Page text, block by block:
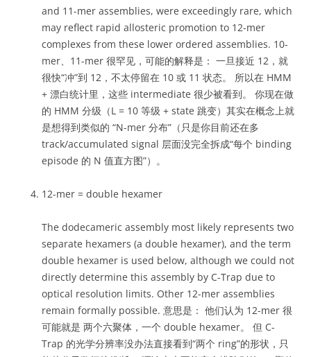
and 11-mer assemblies, were exceedingly rare, which
may reflect rapid allosteric promotion to 12-mer
complexes from these lower ordered assemblies. 10-
mer、11-mer 很罕见，可能的解释是： 一旦接近 12，就
很快“冲”到 12，不太停留在 10 或 11 状态。 所以在 HMM
+ 漂白统计里，这些 intermediate 很少被看到。 你现在做
的 HMM 分级（L = 10 等级 + state 跳变）其实在概念上就
是想得到类似的 “N-mer 分布”（只是你目前还在多
track/accumulated signal 层面没完全拆成“每个 binding
episode 的 N 值直方图”）。
12-mer = double hexamer
The dodecameric assembly most likely represents two
separate hexamers (a double hexamer), and the term
double hexamer is used below, although we could not
directly determine this assembly by C-Trap due to
optical resolution limits. Other 12-mer assemblies
remain formally possible. 意思是： 他们认为 12-mer 很
可能就是 两个六聚体，一个 double hexamer。 但 C-
Trap 的光学分辨率没办法直接看到“两个 ring”的形状，只